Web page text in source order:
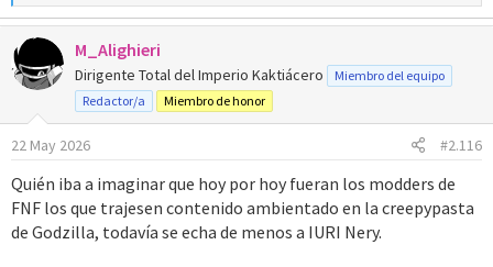
e
a
c
c
e
s
M_Alighieri
Dirigente Total del Imperio Kaktiácero
Miembro del equipo
Redactor/a
Miembro de honor
22 May 2026 #2.116
Quién iba a imaginar que hoy por hoy fueran los modders de
FNF los que trajesen contenido ambientado en la creepypasta
de Godzilla, todavía se echa de menos a IURI Nery.